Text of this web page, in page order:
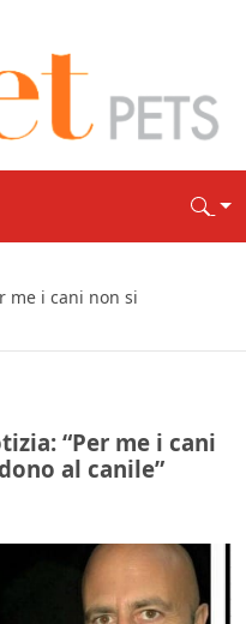
me i cani non si
“Per me i cani
al canile”